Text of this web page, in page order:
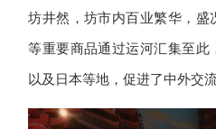
坊井然，坊市内百业繁华，盛
等重要商品通过运河汇集至此
以及日本等地，促进了中外交流